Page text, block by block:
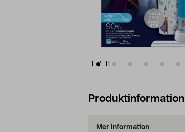
1 / 11
Produktinformation
Mer information